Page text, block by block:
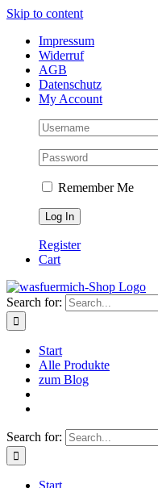
Skip to content
Impressum
Widerruf
AGB
Datenschutz
My Account
Remember Me
Register
Cart
Search for:
Start
Alle Produkte
zum Blog
Search for:
Start